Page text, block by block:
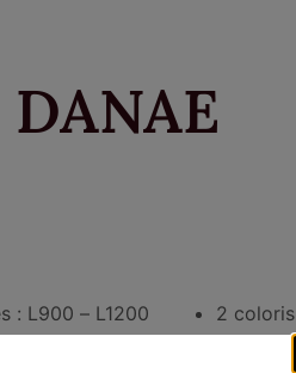
: L900 – L1200
2 coloris